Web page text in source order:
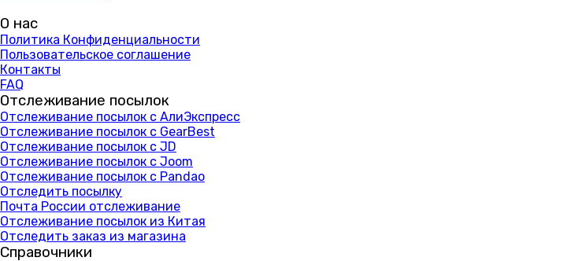
О нас
Политика Конфиденциальности
Пользовательское соглашение
Контакты
FAQ
Отслеживание посылок
Отслеживание посылок с АлиЭкспресс
Отслеживание посылок с GearBest
Отслеживание посылок с JD
Отслеживание посылок с Joom
Отслеживание посылок с Pandao
Отследить посылку
Почта России отслеживание
Отслеживание посылок из Китая
Отследить заказ из магазина
Справочники